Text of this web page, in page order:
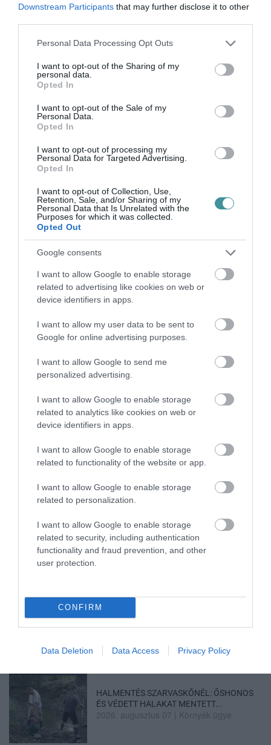
Downstream Participants that may further disclose it to other
Please note that this website/app uses one or more Google
not limited to your visit or usage behaviour. You may click to
grant or deny consent to Google and its third-party tags to
use your data for below specified purposes in below Google
consent section.
Personal Data Processing Opt Outs
I want to opt-out of the Sharing of my
personal data.
Opted In
I want to opt-out of the Sale of my
Personal Data.
Opted In
I want to opt-out of processing my
Personal Data for Targeted Advertising.
Opted In
I want to opt-out of Collection, Use,
Retention, Sale, and/or Sharing of my
Personal Data that Is Unrelated with the
Purposes for which it was collected.
Opted Out
Google consents
I want to allow Google to enable storage
related to advertising like cookies on web or
device identifiers in apps.
I want to allow my user data to be sent to
Google for online advertising purposes.
I want to allow Google to send me
personalized advertising.
I want to allow Google to enable storage
related to analytics like cookies on web or
device identifiers in apps.
I want to allow Google to enable storage
related to functionality of the website or app.
I want to allow Google to enable storage
related to personalization.
I want to allow Google to enable storage
related to security, including authentication
functionality and fraud prevention, and other
user protection.
CONFIRM
Data Deletion Data Access Privacy Policy
2026. augusztus 08| Mindenki ügye
TATA ELBŰVÖLŐ LÁTVÁNYOSSÁGAI,
TÖBB MINT EGY HÓNAP IS LEHET, MIRE
TELJESEN ÚJRAINDUL A P...
TANULJ NÉMETÜL OTTHONRÓL: A
2026. augusztus 07|Promóció
ÚJRAINDULNAK A KORÁBBAN
LEÁLLÍTOTT SZOLGÁLTATÁSOK AZ EGRI...
2026. augusztus 07
TÍZ ÉVE NEM VOLT ILYEN ALACSONY AZ
2026. augusztus 07|Mindenki ügye
MINDHÁROM ÜTEMBEN DOLGOZNAK A 25-
ÖS FŐÚTON EGERBEN
2026. augusztus 07
HALMENTÉS SZARVASKŐNÉL: ŐSHONOS
ÉS VÉDETT HALAKAT MENTETT...
2026. augusztus 07 Környék ügye